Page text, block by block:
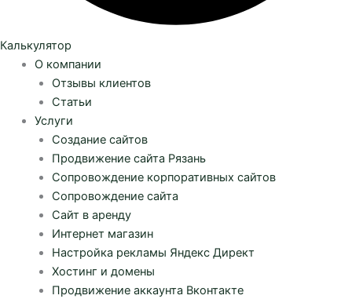
Калькулятор
О компании
Отзывы клиентов
Статьи
Услуги
Создание сайтов
Продвижение сайта Рязань
Сопровождение корпоративных сайтов
Сопровождение сайта
Сайт в аренду
Интернет магазин
Настройка рекламы Яндекс Директ
Хостинг и домены
Продвижение аккаунта Вконтакте